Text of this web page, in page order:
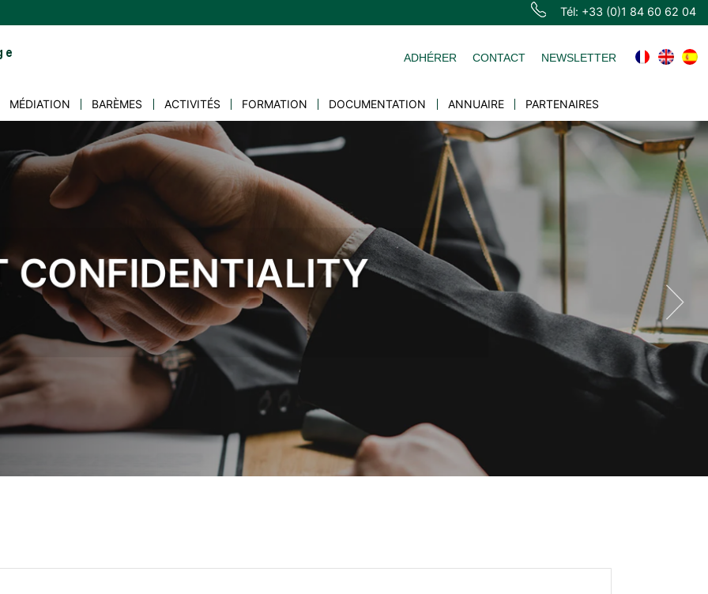
Tél: +33 (0)1 84 60 62 04
ADHÉRER CONTACT NEWSLETTER
MÉDIATION BARÈMES ACTIVITÉS FORMATION DOCUMENTATION ANNUAIRE PARTENAIRES
CONFIDENTIALITY
EXPERIENCE